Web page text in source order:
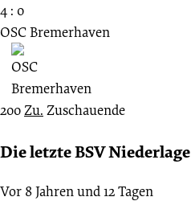
4 : 0
OSC Bremerhaven
200Zu. Zuschauende
Die letzte BSV Niederlage
Vor 8 Jahren und 12 Tagen